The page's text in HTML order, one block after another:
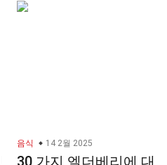
음식 14 2월 2025